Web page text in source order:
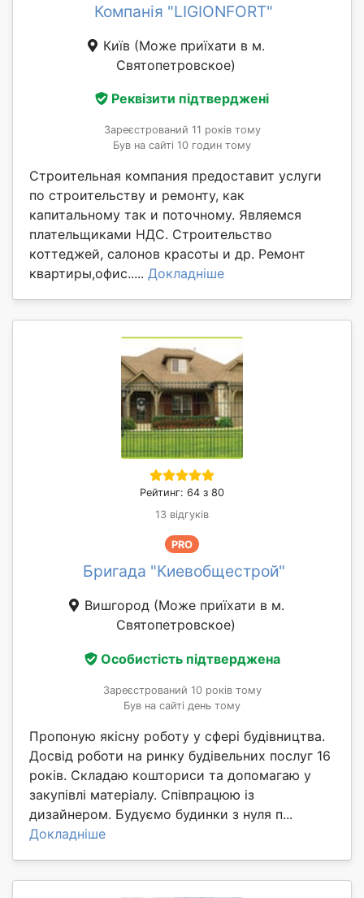
Компанія "LIGIONFORT"
Київ (Може приїхати в м.
Святопетровское)
Реквізити підтверджені
Зареєстрований 11 років тому
Був на сайті 10 годин тому
Строительная компания предоставит услуги
по строительству и ремонту, как
капитальному так и поточному. Являемся
плательщиками НДС. Строительство
коттеджей, салонов красоты и др. Ремонт
квартиры,офис..... Докладніше
Рейтинг: 64 з 80
13 відгуків
PRO
Бригада "Киевобщестрой"
Вишгород (Може приїхати в м.
Святопетровское)
Особистість підтверджена
Зареєстрований 10 років тому
Був на сайті день тому
Пропоную якісну роботу у сфері будівництва.
Досвід роботи на ринку будівельних послуг 16
років. Складаю кошториси та допомагаю у
закупівлі матеріалу. Співпрацюю із
дизайнером. Будуємо будинки з нуля п...
Докладніше